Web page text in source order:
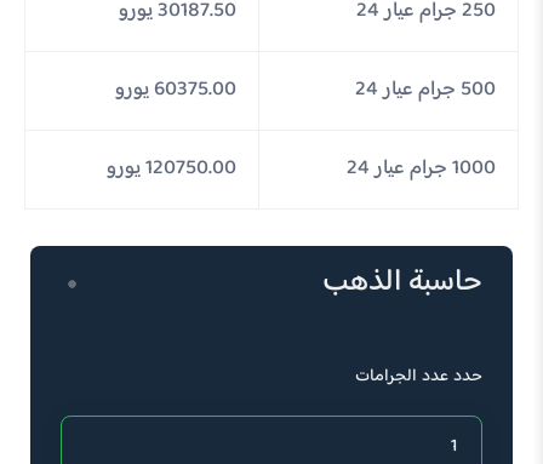
250 جرام عيار 24 30187.50 يورو
500 جرام عيار 24 60375.00 يورو
1000 جرام عيار 24 120750.00 يورو
حاسبة الذهب
حدد عدد الجرامات